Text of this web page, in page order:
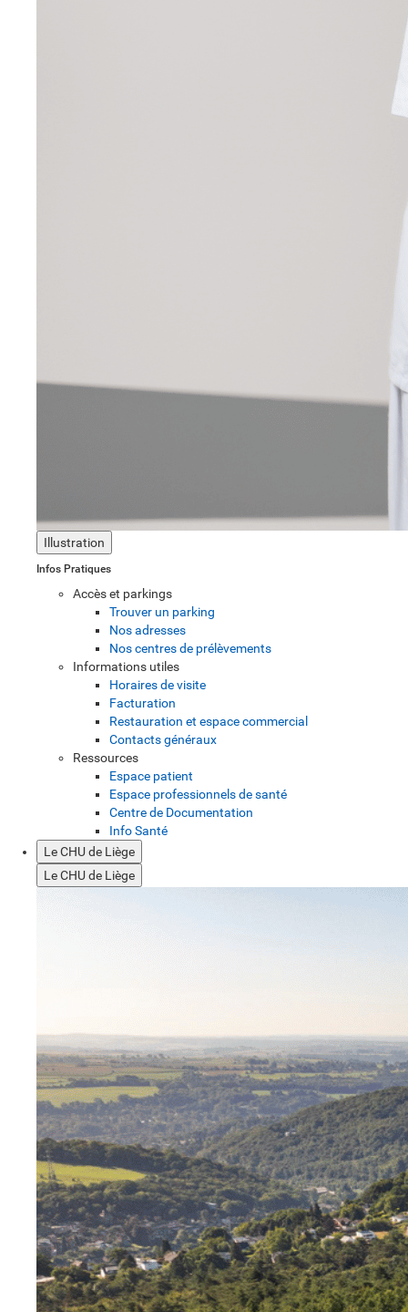
Illustration
Infos Pratiques
Accès et parkings
Trouver un parking
Nos adresses
Nos centres de prélèvements
Informations utiles
Horaires de visite
Facturation
Restauration et espace commercial
Contacts généraux
Ressources
Espace patient
Espace professionnels de santé
Centre de Documentation
Info Santé
Le CHU de Liège
Le CHU de Liège